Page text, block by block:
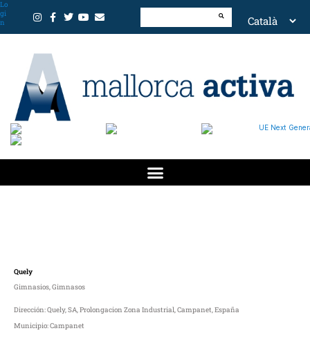
Lo
gi
n
Quely
Gimnasios,Gimnasos
Dirección: Quely, SA, Prolongacion Zona Industrial, Campanet, España
Municipio:Campanet